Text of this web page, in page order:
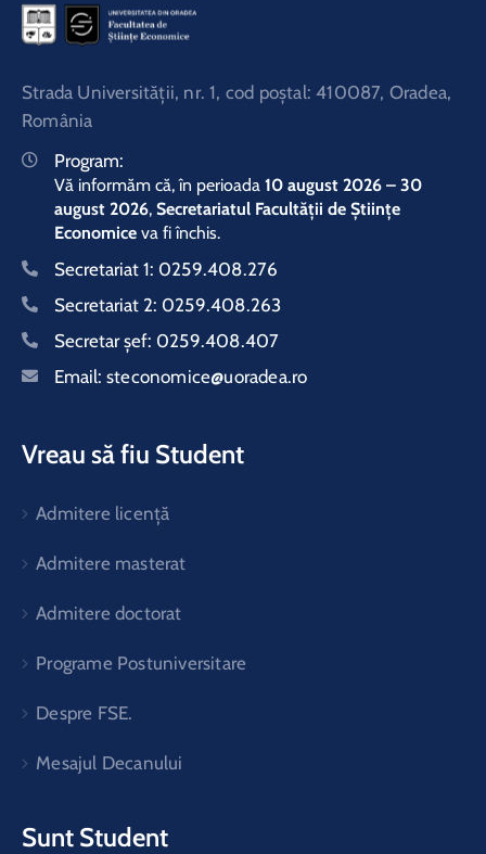
Strada Universităţii, nr. 1, cod poştal: 410087, Oradea,
România
Program:
Vă informăm că, în perioada 10 august 2026 – 30
august 2026, Secretariatul Facultății de Științe
Economice va fi închis.
Secretariat 1: 0259.408.276
Secretariat 2: 0259.408.263
Secretar şef: 0259.408.407
Email: steconomice@uoradea.ro
Vreau să fiu Student
Admitere licență
Admitere masterat
Admitere doctorat
Programe Postuniversitare
Despre FSE.
Mesajul Decanului
Sunt Student